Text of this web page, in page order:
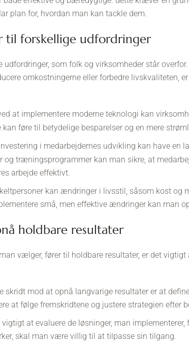
plan for, hvordan man kan tackle dem.
til forskellige udfordringer
udfordringer, som folk og virksomheder står
omkostningerne eller forbedre livskvaliteten,
at implementere moderne teknologi kan
føre til betydelige besparelser og en mere
i medarbejdernes udvikling kan have en
og træningsprogrammer kan man sikre, at
arbejde effektivt.
kan ændringer i livsstil, såsom kost og
små, men effektive ændringer kan man
holdbare resultater
vælger, fører til holdbare resultater, er det
skridt mod at opnå langvarige resultater er at
at følge fremskridtene og justere strategien efter
vigtigt at evaluere de løsninger, man
skal man være villig til at tilpasse sin tilgang.